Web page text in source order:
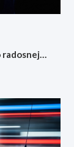
radosnej